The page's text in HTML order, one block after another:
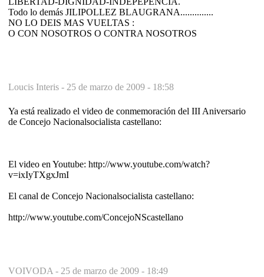
Todo lo demás JILIPOLLEZ BLAUGRANA..............
NO LO DEIS MAS VUELTAS :
O CON NOSOTROS O CONTRA NOSOTROS
Loucis Interis - 25 de marzo de 2009 - 18:58
Ya está realizado el video de conmemoración del III Aniversario
de Concejo Nacionalsocialista castellano:
El video en Youtube: http://www.youtube.com/watch?
v=ixIyTXgxJmI
El canal de Concejo Nacionalsocialista castellano:
http://www.youtube.com/ConcejoNScastellano
VOIVODA - 25 de marzo de 2009 - 18:49